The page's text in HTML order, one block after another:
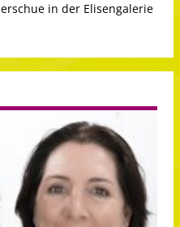
in der Elisengalerie